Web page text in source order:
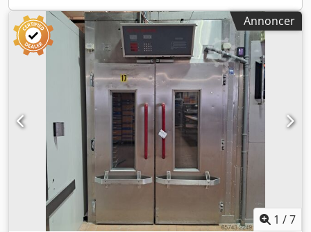
Annoncer
1 /7